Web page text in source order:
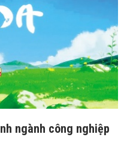
ngành công nghiệp